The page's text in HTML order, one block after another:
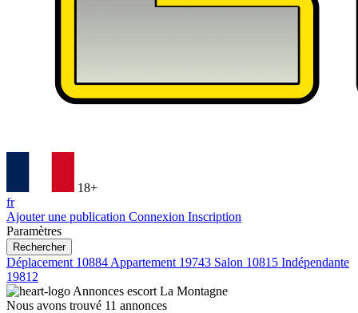
18+
fr
Ajouter une publication Connexion Inscription
Paramètres
Rechercher
Déplacement 10884 Appartement 19743 Salon 10815 Indépendante
19812
Annonces escort La Montagne
Nous avons trouvé 11 annonces